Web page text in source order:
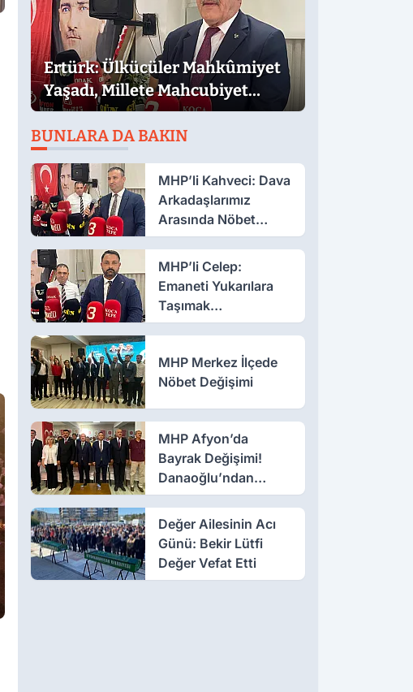
Ertürk: Ülkücüler Mahkûmiyet
Yaşadı, Millete Mahcubiyet
Yaşamadı
BUNLARA DA BAKIN
MHP’li Kahveci: Dava
Arkadaşlarımız
Arasında Nöbet
Değişimi Yapıyoruz
MHP’li Celep:
Emaneti Yukarılara
Taşımak
Boynumuzun
MHP Merkez İlçede
Nöbet Değişimi
MHP Afyon’da
Bayrak Değişimi!
Danaoğlu’ndan
Dikkat Çeken Mesaj
Değer Ailesinin Acı
Günü: Bekir Lütfi
Değer Vefat Etti